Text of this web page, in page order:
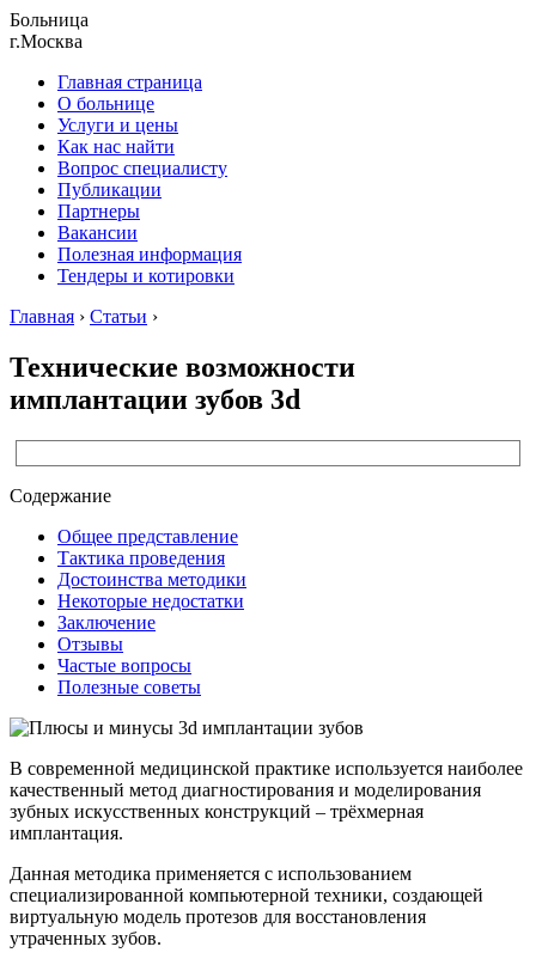
Больница
г.Москва
Главная страница
О больнице
Услуги и цены
Как нас найти
Вопрос специалисту
Публикации
Партнеры
Вакансии
Полезная информация
Тендеры и котировки
Главная › Статьи ›
Технические возможности
имплантации зубов 3d
Содержание
Общее представление
Тактика проведения
Достоинства методики
Некоторые недостатки
Заключение
Отзывы
Частые вопросы
Полезные советы
В современной медицинской практике используется наиболее
качественный метод диагностирования и моделирования
зубных искусственных конструкций – трёхмерная
имплантация.
Данная методика применяется с использованием
специализированной компьютерной техники, создающей
виртуальную модель протезов для восстановления
утраченных зубов.